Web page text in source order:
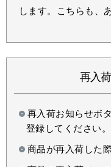
します。こちらも、
再入
再入荷お知らせボ
登録してください。
商品が再入荷した